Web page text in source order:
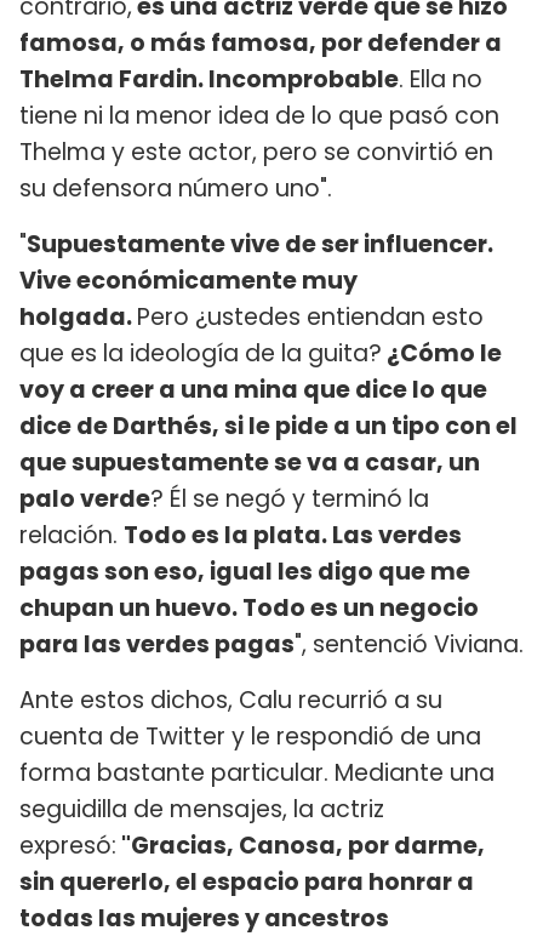
famosa, o más famosa, por defender a
Thelma Fardin. Incomprobable. Ella no
tiene ni la menor idea de lo que pasó con
Thelma y este actor, pero se convirtió en
su defensora número uno".
"Supuestamente vive de ser influencer.
Vive económicamente muy
holgada.Pero ¿ustedes entiendan esto
que es la ideología de la guita? ¿Cómo le
voy a creer a una mina que dice lo que
dice de Darthés, si le pide a un tipo con el
que supuestamente se va a casar, un
palo verde? Él se negó y terminó la
relación. Todo es la plata. Las verdes
pagas son eso, igual les digo que me
chupan un huevo. Todo es un negocio
para las verdes pagas", sentenció Viviana.
Ante estos dichos, Calu recurrió a su
cuenta de Twitter y le respondió de una
forma bastante particular. Mediante una
seguidilla de mensajes, la actriz
expresó: "Gracias, Canosa, por darme,
sin quererlo, el espacio para honrar a
todas las mujeres y ancestros